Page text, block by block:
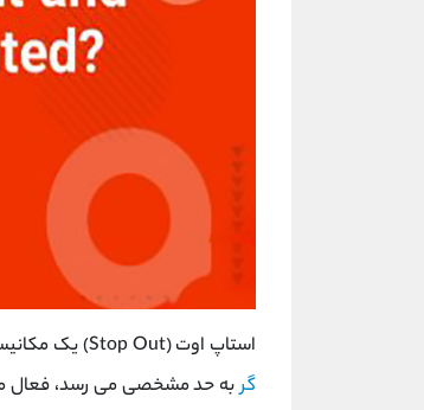
استاپ اوت (Stop Out) یک مکانیسم محافظتی در معاملات اهرمی است که وقتی سطح مارجین حساب
گربه حد مشخصی می ‌رسد، فعال می